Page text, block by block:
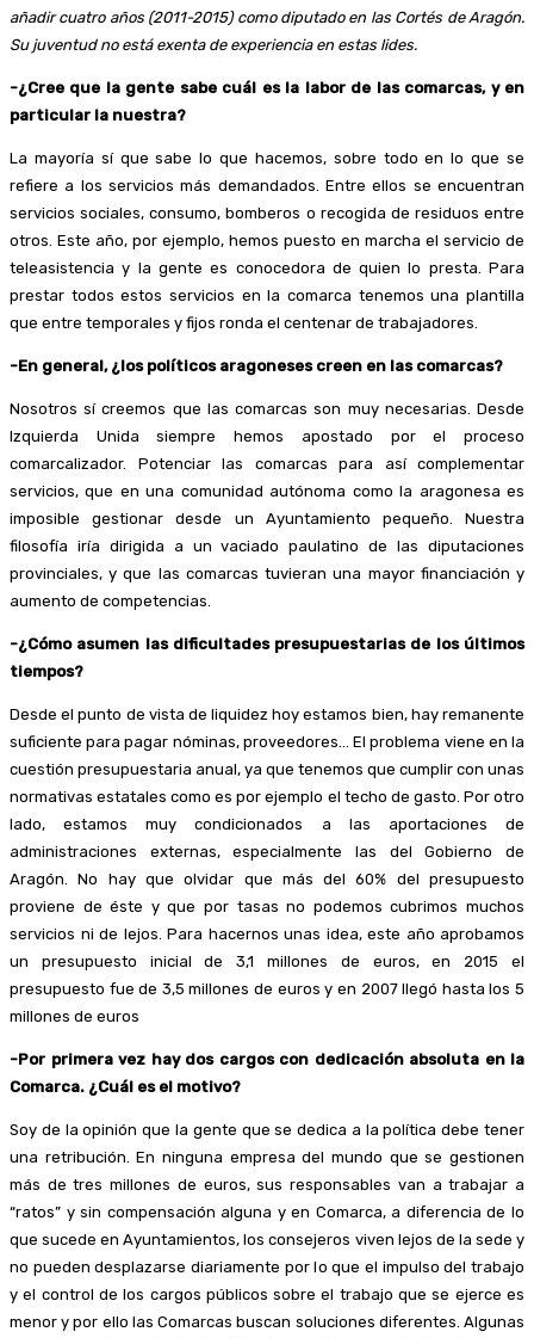
añadir cuatro años (2011-2015) como diputado en las Cortés de Aragón.
Su juventud no está exenta de experiencia en estas lides.
-¿Cree que la gente sabe cuál es la labor de las comarcas, y en
particular la nuestra?
La mayoría sí que sabe lo que hacemos, sobre todo en lo que se
refiere a los servicios más demandados. Entre ellos se encuentran
servicios sociales, consumo, bomberos o recogida de residuos entre
otros. Este año, por ejemplo, hemos puesto en marcha el servicio de
teleasistencia y la gente es conocedora de quien lo presta. Para
prestar todos estos servicios en la comarca tenemos una plantilla
que entre temporales y fijos ronda el centenar de trabajadores.
-En general, ¿los políticos aragoneses creen en las comarcas?
Nosotros sí creemos que las comarcas son muy necesarias. Desde
Izquierda Unida siempre hemos apostado por el proceso
comarcalizador. Potenciar las comarcas para así complementar
servicios, que en una comunidad autónoma como la aragonesa es
imposible gestionar desde un Ayuntamiento pequeño. Nuestra
filosofía iría dirigida a un vaciado paulatino de las diputaciones
provinciales, y que las comarcas tuvieran una mayor financiación y
aumento de competencias.
-¿Cómo asumen las dificultades presupuestarias de los últimos
tiempos?
Desde el punto de vista de liquidez hoy estamos bien, hay remanente
suficiente para pagar nóminas, proveedores… El problema viene en la
cuestión presupuestaria anual, ya que tenemos que cumplir con unas
normativas estatales como es por ejemplo el techo de gasto. Por otro
lado, estamos muy condicionados a las aportaciones de
administraciones externas, especialmente las del Gobierno de
Aragón. No hay que olvidar que más del 60% del presupuesto
proviene de éste y que por tasas no podemos cubrimos muchos
servicios ni de lejos. Para hacernos unas idea, este año aprobamos
un presupuesto inicial de 3,1 millones de euros, en 2015 el
presupuesto fue de 3,5 millones de euros y en 2007 llegó hasta los 5
millones de euros
-Por primera vez hay dos cargos con dedicación absoluta en la
Comarca. ¿Cuál es el motivo?
Soy de la opinión que la gente que se dedica a la política debe tener
una retribución. En ninguna empresa del mundo que se gestionen
más de tres millones de euros, sus responsables van a trabajar a
“ratos” y sin compensación alguna y en Comarca, a diferencia de lo
que sucede en Ayuntamientos, los consejeros viven lejos de la sede y
no pueden desplazarse diariamente por lo que el impulso del trabajo
y el control de los cargos públicos sobre el trabajo que se ejerce es
menor y por ello las Comarcas buscan soluciones diferentes. Algunas